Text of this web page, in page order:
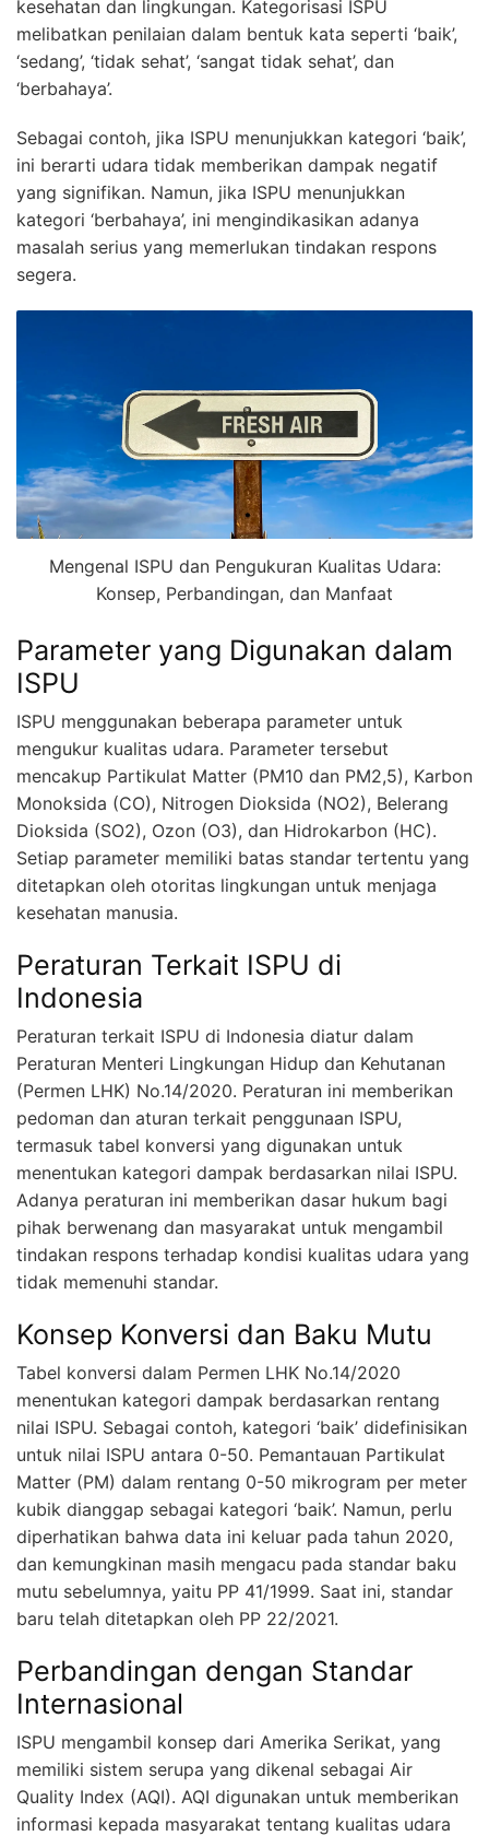
kesehatan dan lingkungan. Kategorisasi ISPU
melibatkan penilaian dalam bentuk kata seperti ‘baik’,
‘sedang’, ‘tidak sehat’, ‘sangat tidak sehat’, dan
‘berbahaya’.
Sebagai contoh, jika ISPU menunjukkan kategori ‘baik’,
ini berarti udara tidak memberikan dampak negatif
yang signifikan. Namun, jika ISPU menunjukkan
kategori ‘berbahaya’, ini mengindikasikan adanya
masalah serius yang memerlukan tindakan respons
segera.
Mengenal ISPU dan Pengukuran Kualitas Udara:
Konsep, Perbandingan, dan Manfaat
Parameter yang Digunakan dalam
ISPU
ISPU menggunakan beberapa parameter untuk
mengukur kualitas udara. Parameter tersebut
mencakup Partikulat Matter (PM10 dan PM2,5), Karbon
Monoksida (CO), Nitrogen Dioksida (NO2), Belerang
Dioksida (SO2), Ozon (O3), dan Hidrokarbon (HC).
Setiap parameter memiliki batas standar tertentu yang
ditetapkan oleh otoritas lingkungan untuk menjaga
kesehatan manusia.
Peraturan Terkait ISPU di
Indonesia
Peraturan terkait ISPU di Indonesia diatur dalam
Peraturan Menteri Lingkungan Hidup dan Kehutanan
(Permen LHK) No.14/2020. Peraturan ini memberikan
pedoman dan aturan terkait penggunaan ISPU,
termasuk tabel konversi yang digunakan untuk
menentukan kategori dampak berdasarkan nilai ISPU.
Adanya peraturan ini memberikan dasar hukum bagi
pihak berwenang dan masyarakat untuk mengambil
tindakan respons terhadap kondisi kualitas udara yang
tidak memenuhi standar.
Konsep Konversi dan Baku Mutu
Tabel konversi dalam Permen LHK No.14/2020
menentukan kategori dampak berdasarkan rentang
nilai ISPU. Sebagai contoh, kategori ‘baik’ didefinisikan
untuk nilai ISPU antara 0-50. Pemantauan Partikulat
Matter (PM) dalam rentang 0-50 mikrogram per meter
kubik dianggap sebagai kategori ‘baik’. Namun, perlu
diperhatikan bahwa data ini keluar pada tahun 2020,
dan kemungkinan masih mengacu pada standar baku
mutu sebelumnya, yaitu PP 41/1999. Saat ini, standar
baru telah ditetapkan oleh PP 22/2021.
Perbandingan dengan Standar
Internasional
ISPU mengambil konsep dari Amerika Serikat, yang
memiliki sistem serupa yang dikenal sebagai Air
Quality Index (AQI). AQI digunakan untuk memberikan
informasi kepada masyarakat tentang kualitas udara